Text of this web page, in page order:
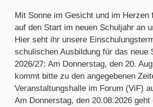
Mit Sonne im Gesicht und im Herzen
auf den Start im neuen Schuljahr an
Hier seht ihr unsere
schulischen Ausbildung für das neue
2026/27: Am Donnerstag, den 20.
kommt bitte zu den angegebenen
Veranstaltungshalle im Forum (ViF)
Am Donnerstag, den 20.08.2026